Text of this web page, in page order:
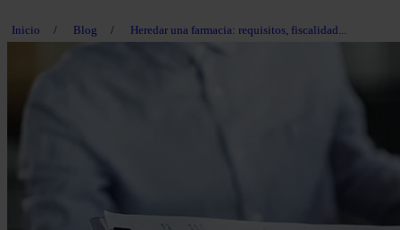
Inicio / Blog / Heredar una farmacia: requisitos, fiscalidad...